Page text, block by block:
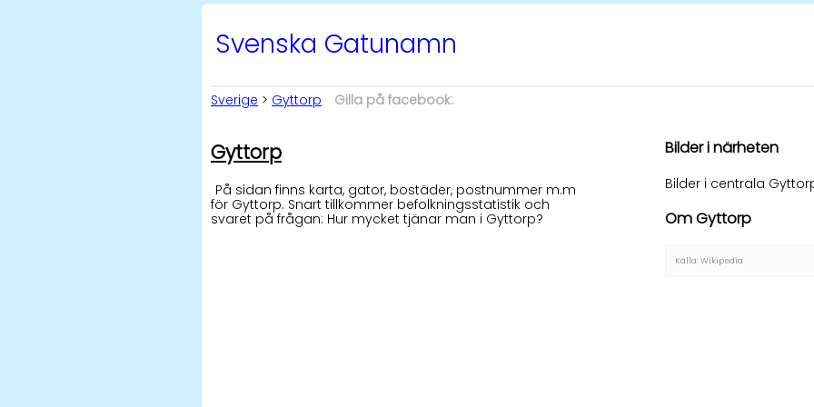
Svenska Gatunamn
Sverige > Gyttorp Gilla på facebook:
Gyttorp
På sidan finns karta, gator, bostäder, postnummer m.m
för Gyttorp. Snart tillkommer befolkningsstatistik och
svaret på frågan: Hur mycket tjänar man i Gyttorp?
Bilder i närheten
Bilder i centrala
Om Gyttorp
Källa: Wikipedia